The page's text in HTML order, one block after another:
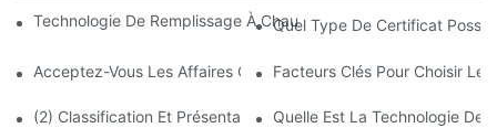
Technologie De Remplissage À Chaud Pour Bouteilles PET
Quel Type De Certificat
Acceptez-Vous Les Affaires OEM ?Facteurs Clés Pour Choisir
(2) Classification Et Présentation Des Machines De Soufflage
Quelle Est La Technologie De